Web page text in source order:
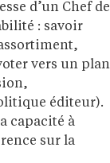
d’un Chef de
: savoir
vers un plan
éditeur).
capacité à
sur la